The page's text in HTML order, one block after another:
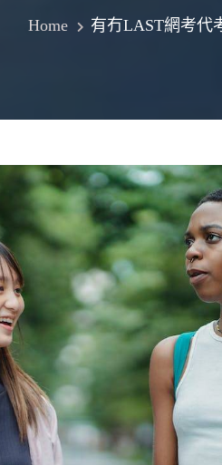
Home 有冇LAST網考代